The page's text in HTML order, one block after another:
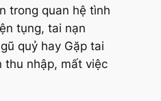
trong quan hệ tình
tụng, tai nạn
quỷ hay Gặp tai
thu nhập, mất việc